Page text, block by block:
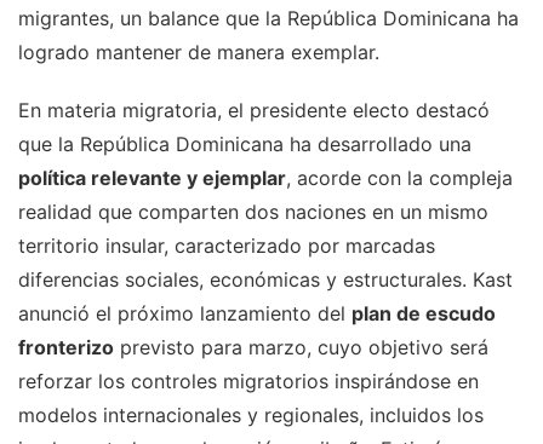
migrantes, un balance que la República Dominicana ha
logrado mantener de manera exemplar.
En materia migratoria, el presidente electo destacó
que la República Dominicana ha desarrollado una
política relevante y ejemplar, acorde con la compleja
realidad que comparten dos naciones en un mismo
territorio insular, caracterizado por marcadas
diferencias sociales, económicas y estructurales. Kast
anunció el próximo lanzamiento del plan de escudo
fronterizo previsto para marzo, cuyo objetivo será
reforzar los controles migratorios inspirándose en
modelos internacionales y regionales, incluidos los